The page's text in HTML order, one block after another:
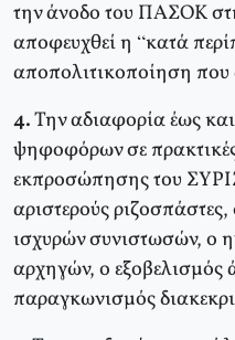
την άνοδο του ΠΑΣΟΚ
αποφευχθεί η “κατά
αποπολιτικοποίηση που
4.Την αδιαφορία έως
ψηφοφόρων σε
εκπροσώπησης του
αριστερούς
ισχυρών συνιστωσών, ο
αρχηγών, ο
παραγκωνισμός